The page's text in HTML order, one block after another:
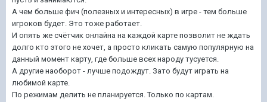
А чем больше фич (полезных и интересных) в игре - тем больше
игроков будет. Это тоже работает.
И опять же счётчик онлайна на каждой карте позволит не ждать
долго кто этого не хочет, а просто кликать самую популярную на
данный момент карту, где больше всех народу тусуется.
А другие наоборот - лучше подождут. Зато будут играть на
любимой карте.
По режимам делить не планируется. Только по картам.